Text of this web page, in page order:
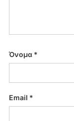
Όνομα *
Email *